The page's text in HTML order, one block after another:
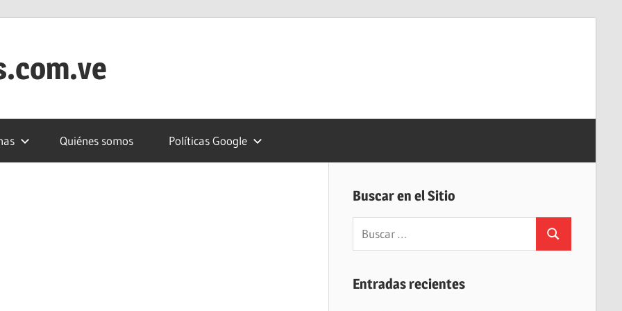
Quiénes somos Políticas Google
Buscar en el Sitio
Buscar:
Buscar
Entradas recientes